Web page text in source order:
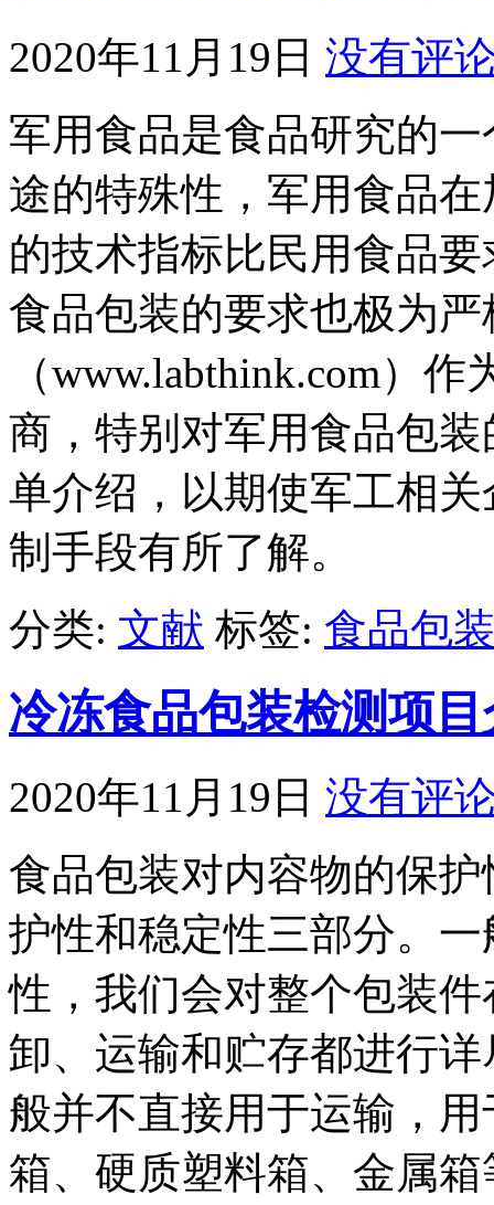
2020年11月19日 没有评
军用食品是食品研究的
途的特殊性，军用食品
的技术指标比民用食品
食品包装的要求也极为
（www.labthink.com）
商，特别对军用食品包
单介绍，以期使军工相
制手段有所了解。
分类: 文献 标签: 食品包
冷冻食品包装检测项
2020年11月19日 没有评
食品包装对内容物的保
护性和稳定性三部分。
性，我们会对整个包装
卸、运输和贮存都进行
般并不直接用于运输，
箱、硬质塑料箱、金属